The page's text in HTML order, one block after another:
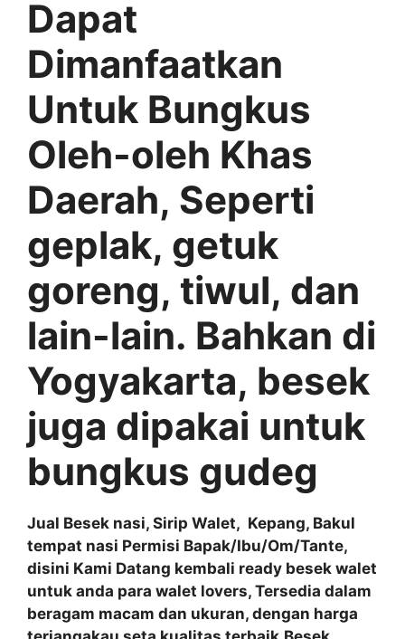
Dapat
Dimanfaatkan
Untuk Bungkus
Oleh-oleh Khas
Daerah, Seperti
geplak, getuk
goreng, tiwul, dan
lain-lain. Bahkan di
Yogyakarta, besek
juga dipakai untuk
bungkus gudeg
Jual Besek nasi, Sirip Walet, Kepang, Bakul
tempat nasi Permisi Bapak/Ibu/Om/Tante,
disini Kami Datang kembali ready besek walet
untuk anda para walet lovers, Tersedia dalam
beragam macam dan ukuran, dengan harga